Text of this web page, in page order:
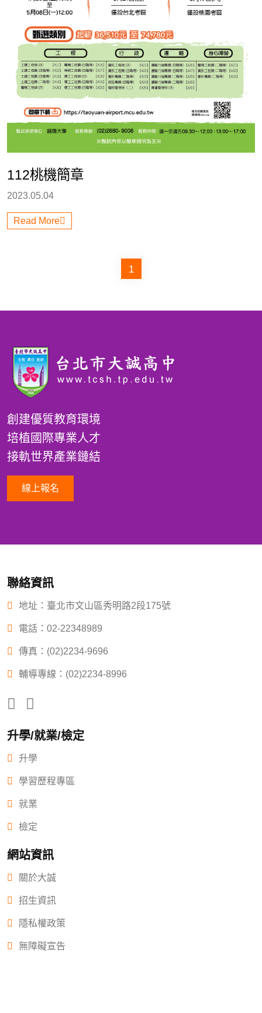
112桃機簡章
2023.05.04
Read More
1
創建優質教育環境
培植國際專業人才
接軌世界產業鏈結
線上報名
聯絡資訊
地址：臺北市文山區秀明路2段175號
電話： 02-22348989
傳真：(02)2234-9696
輔導專線：(02)2234-8996
升學/就業/檢定
升學
學習歷程專區
就業
檢定
網站資訊
關於大誠
招生資訊
隱私權政策
無障礙宣告